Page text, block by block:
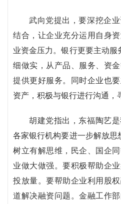
武向党提出，要深挖企
结合，让企业充分运用自身
业资金压力。银行更要主动服
细做实，从产品、服务、资
提供更好服务。同时企业也
资产，积极与银行进行沟通，
胡建党指出，东福陶艺
各家银行机构要进一步解放思
树立有解思维，民企、国企
业做大做强。要积极帮助企
投放量。要帮助企业利用股
道解决融资问题。金融工作